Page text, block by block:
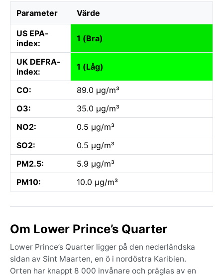
Parameter Värde
US EPA-
index:
1 (Bra)
UK DEFRA-
index:
1 (Låg)
CO:
89.0 µg/m³
O3:
35.0 µg/m³
NO2:
0.5 µg/m³
SO2:
0.5 µg/m³
PM2.5:
5.9 µg/m³
PM10:
10.0 µg/m³
Om Lower Prince’s Quarter
Lower Prince’s Quarter ligger på den nederländska
sidan av Sint Maarten, en ö i nordöstra Karibien.
Orten har knappt 8 000 invånare och präglas av en